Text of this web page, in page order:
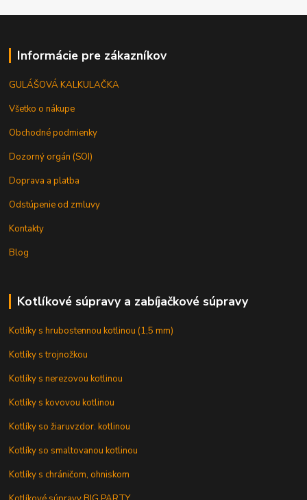
Informácie pre zákazníkov
GULÁŠOVÁ KALKULAČKA
Všetko o nákupe
Obchodné podmienky
Dozorný orgán (SOI)
Doprava a platba
Odstúpenie od zmluvy
Kontakty
Blog
Kotlíkové súpravy a zabíjačkové súpravy
Kotlíky s hrubostennou kotlinou (1,5 mm)
Kotlíky s trojnožkou
Kotlíky s nerezovou kotlinou
Kotlíky s kovovou kotlinou
Kotlíky so žiaruvzdor. kotlinou
Kotlíky so smaltovanou kotlinou
Kotlíky s chráničom, ohniskom